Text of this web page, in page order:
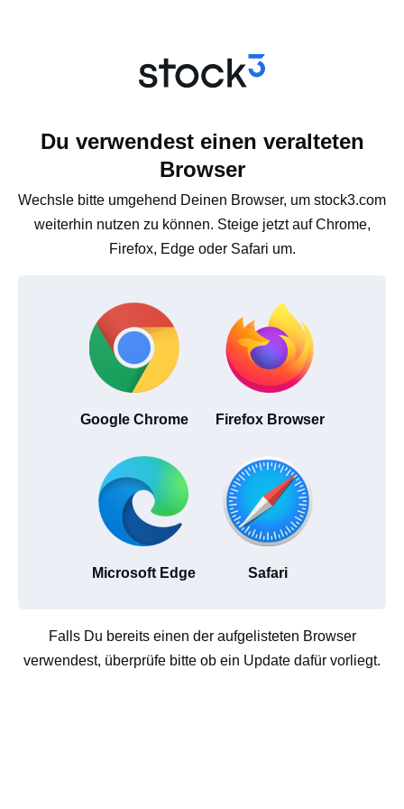
Du verwendest einen veralteten
Browser
Wechsle bitte umgehend Deinen Browser, um stock3.com
weiterhin nutzen zu können. Steige jetzt auf Chrome,
Firefox, Edge oder Safari um.
Google Chrome Firefox Browser
Microsoft Edge Safari
Falls Du bereits einen der aufgelisteten Browser
verwendest, überprüfe bitte ob ein Update dafür vorliegt.